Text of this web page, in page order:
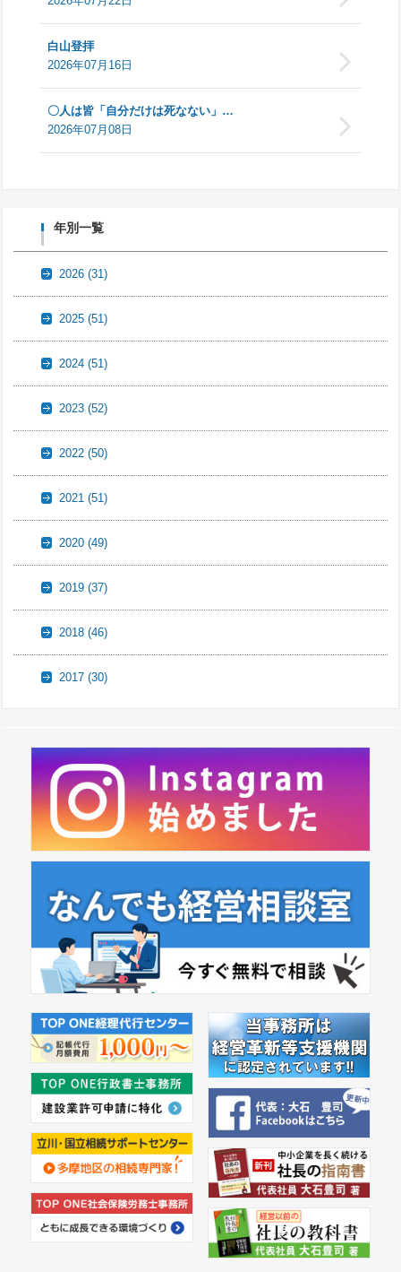
白山登拝
2026年07月16日
〇人は皆「自分だけは死なない」…
2026年07月08日
年別一覧
2026(31)
2025(51)
2024(51)
2023(52)
2022(50)
2021(51)
2020(49)
2019(37)
2018(46)
2017(30)